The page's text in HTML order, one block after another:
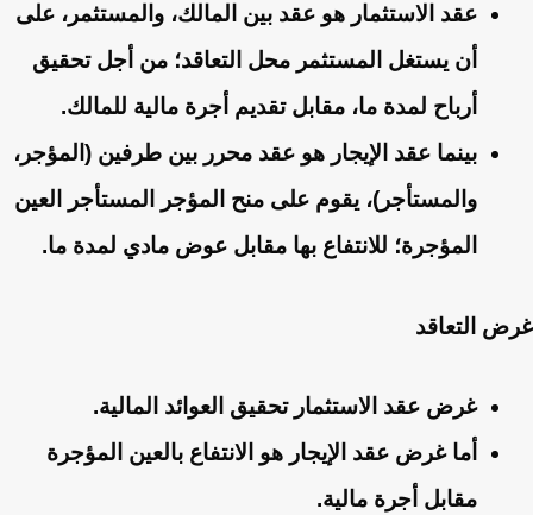
عقد الاستثمار هو عقد بين المالك، والمستثمر، على
أن يستغل المستثمر محل التعاقد؛ من أجل تحقيق
أرباح لمدة ما، مقابل تقديم أجرة مالية للمالك.
بينما عقد الإيجار هو عقد محرر بين طرفين (المؤجر،
والمستأجر)، يقوم على منح المؤجر المستأجر العين
المؤجرة؛ للانتفاع بها مقابل عوض مادي لمدة ما.
غرض التعاقد
غرض عقد الاستثمار تحقيق العوائد المالية.
أما غرض عقد الإيجار هو الانتفاع بالعين المؤجرة
مقابل أجرة مالية.